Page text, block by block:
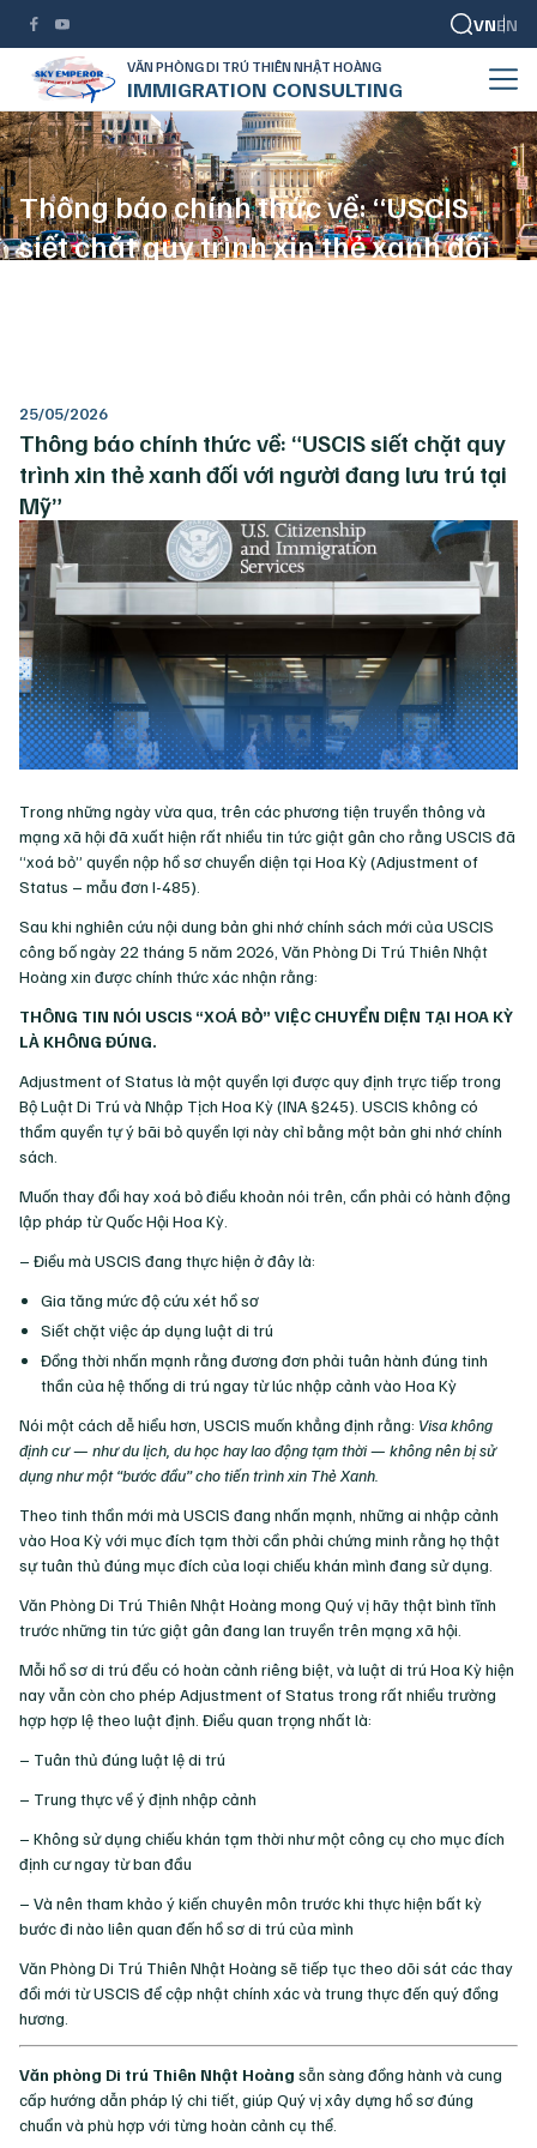
VNEN
VĂN PHÒNG DI TRÚ THIÊN NHẬT HOÀNG
IMMIGRATION CONSULTING
Thông báo chính thức về: “USCIS
siết chặt quy trình xin thẻ xanh đối
25/05/2026
Thông báo chính thức về: “USCIS siết chặt quy
trình xin thẻ xanh đối với người đang lưu trú tại
Mỹ”
Trong những ngày vừa qua, trên các phương tiện truyền thông và
mạng xã hội đã xuất hiện rất nhiều tin tức giật gân cho rằng USCIS đã
“xoá bỏ” quyền nộp hồ sơ chuyển diện tại Hoa Kỳ (Adjustment of
Status – mẫu đơn I-485).
Sau khi nghiên cứu nội dung bản ghi nhớ chính sách mới của USCIS
công bố ngày 22 tháng 5 năm 2026, Văn Phòng Di Trú Thiên Nhật
Hoàng xin được chính thức xác nhận rằng:
THÔNG TIN NÓI USCIS “XOÁ BỎ” VIỆC CHUYỂN DIỆN TẠI HOA KỲ
LÀ KHÔNG ĐÚNG.
Adjustment of Status là một quyền lợi được quy định trực tiếp trong
Bộ Luật Di Trú và Nhập Tịch Hoa Kỳ (INA §245). USCIS không có
thẩm quyền tự ý bãi bỏ quyền lợi này chỉ bằng một bản ghi nhớ chính
sách.
Muốn thay đổi hay xoá bỏ điều khoản nói trên, cần phải có hành động
lập pháp từ Quốc Hội Hoa Kỳ.
– Điều mà USCIS đang thực hiện ở đây là:
Gia tăng mức độ cứu xét hồ sơ
Siết chặt việc áp dụng luật di trú
Đồng thời nhấn mạnh rằng đương đơn phải tuân hành đúng tinh
thần của hệ thống di trú ngay từ lúc nhập cảnh vào Hoa Kỳ
Nói một cách dễ hiểu hơn, USCIS muốn khẳng định rằng: Visa không
định cư — như du lịch, du học hay lao động tạm thời — không nên bị sử
dụng như một “bước đầu” cho tiến trình xin Thẻ Xanh.
Theo tinh thần mới mà USCIS đang nhấn mạnh, những ai nhập cảnh
vào Hoa Kỳ với mục đích tạm thời cần phải chứng minh rằng họ thật
sự tuân thủ đúng mục đích của loại chiếu khán mình đang sử dụng.
Văn Phòng Di Trú Thiên Nhật Hoàng mong Quý vị hãy thật bình tĩnh
trước những tin tức giật gân đang lan truyền trên mạng xã hội.
Mỗi hồ sơ di trú đều có hoàn cảnh riêng biệt, và luật di trú Hoa Kỳ hiện
nay vẫn còn cho phép Adjustment of Status trong rất nhiều trường
hợp hợp lệ theo luật định. Điều quan trọng nhất là:
– Tuân thủ đúng luật lệ di trú
– Trung thực về ý định nhập cảnh
– Không sử dụng chiếu khán tạm thời như một công cụ cho mục đích
định cư ngay từ ban đầu
– Và nên tham khảo ý kiến chuyên môn trước khi thực hiện bất kỳ
bước đi nào liên quan đến hồ sơ di trú của mình
Văn Phòng Di Trú Thiên Nhật Hoàng sẽ tiếp tục theo dõi sát các thay
đổi mới từ USCIS để cập nhật chính xác và trung thực đến quý đồng
hương.
Văn phòng Di trú Thiên Nhật Hoàng sẵn sàng đồng hành và cung
cấp hướng dẫn pháp lý chi tiết, giúp Quý vị xây dựng hồ sơ đúng
chuẩn và phù hợp với từng hoàn cảnh cụ thể.